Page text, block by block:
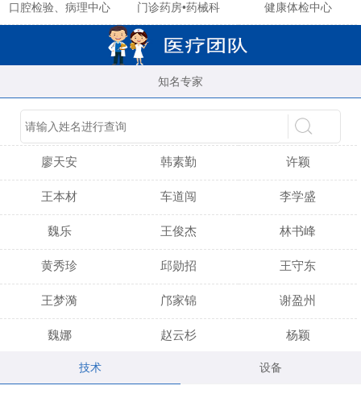
口腔检验、病理中心 门诊药房•药械科 健康体检中心
知名专家
陈育玲 吴晓桃
廖天安 韩素勤 许颖
王本材 车道闯 李学盛
魏乐 王俊杰 林书峰
黄秀珍 邱勋招 王守东
王梦漪 邝家锦 谢盈州
魏娜 赵云杉 杨颖
黄启龙
技术 设备